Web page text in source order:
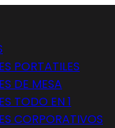
PORTATILES
DE MESA
TODO EN 1
CORPORATIVOS